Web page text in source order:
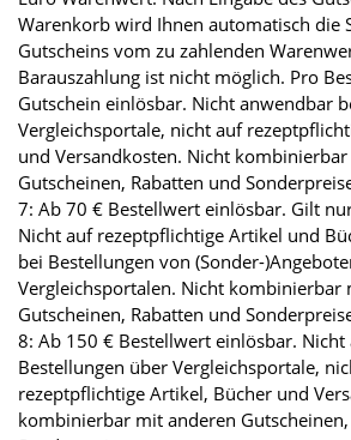
Warenkorb wird Ihnen automatisch die
Gutscheins vom zu zahlenden
Barauszahlung ist nicht möglich. Pro
Gutschein einlösbar. Nicht anwendbar
Vergleichsportale, nicht auf
und Versandkosten. Nicht
Gutscheinen, Rabatten und
7: Ab 70 € Bestellwert einlösbar. Gilt
Nicht auf rezeptpflichtige Artikel und
bei Bestellungen von (Sonder-
Vergleichsportalen. Nicht kombinierbar
Gutscheinen, Rabatten und
8: Ab 150 € Bestellwert einlösbar. Nicht
Bestellungen über Vergleichsportale,
rezeptpflichtige Artikel, Bücher und
kombinierbar mit anderen